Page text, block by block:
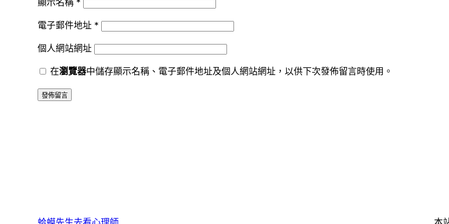
顯示名稱 *
電子郵件地址 *
個人網站網址
在瀏覽器中儲存顯示名稱、電子郵件地址及個人網站網址，以供下次發佈留言時使用。